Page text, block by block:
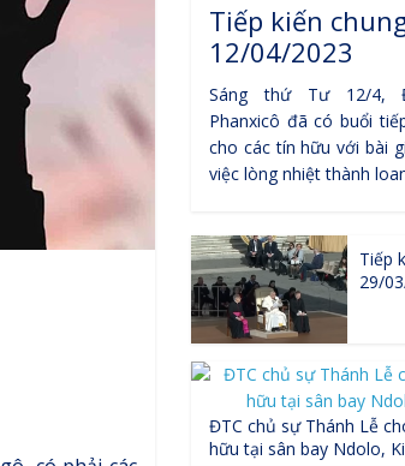
Tiếp kiến
12/04/2023
Sáng thứ Tư 12/4,
Phanxicô đã có buổi
cho các tín hữu với bài
việc lòng nhiệt thành
Tiếp
29/
ĐTC chủ sự Thánh Lễ
hữu tại sân bay Ndolo,